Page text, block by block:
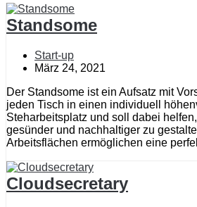
Standsome
Start-up
März 24, 2021
Der Standsome ist ein Aufsatz mit
jeden Tisch in einen individuell
Steharbeitsplatz und soll dabei
gesünder und nachhaltiger zu
Arbeitsflächen ermöglichen eine
Cloudsecretary